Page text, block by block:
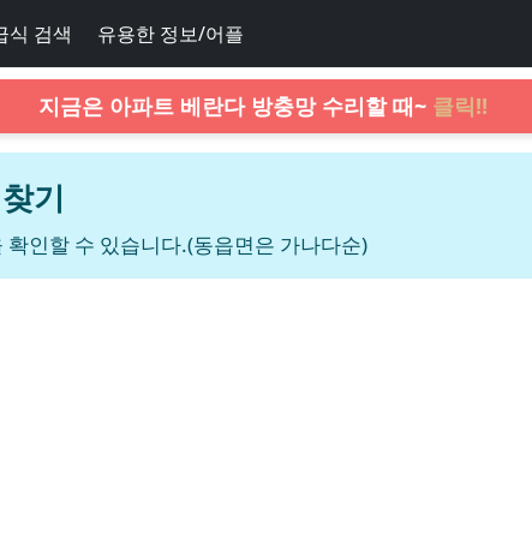
식 검색 유용한 정보/어플
지금은 아파트 베란다 방충망 수리할 때~ 클릭!!
기
인할 수 있습니다.(동읍면은 가나다순)